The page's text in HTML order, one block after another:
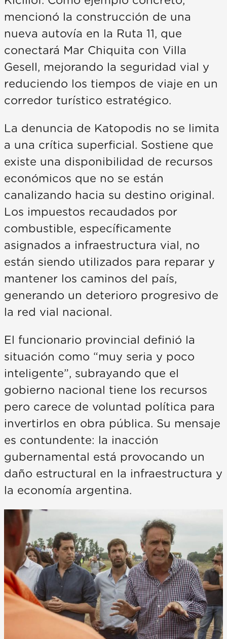
mencionó la construcción de una
nueva autovía en la Ruta 11, que
conectará Mar Chiquita con Villa
Gesell, mejorando la seguridad vial y
reduciendo los tiempos de viaje en un
corredor turístico estratégico.
La denuncia de Katopodis no se limita
a una crítica superficial. Sostiene que
existe una disponibilidad de recursos
económicos que no se están
canalizando hacia su destino original.
Los impuestos recaudados por
combustible, específicamente
asignados a infraestructura vial, no
están siendo utilizados para reparar y
mantener los caminos del país,
generando un deterioro progresivo de
la red vial nacional.
El funcionario provincial definió la
situación como “muy seria y poco
inteligente”, subrayando que el
gobierno nacional tiene los recursos
pero carece de voluntad política para
invertirlos en obra pública. Su mensaje
es contundente: la inacción
gubernamental está provocando un
daño estructural en la infraestructura y
la economía argentina.